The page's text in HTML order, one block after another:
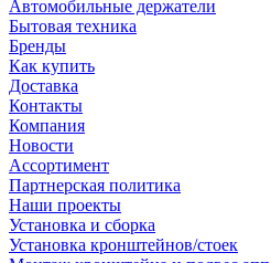
Автомобильные держатели
Бытовая техника
Бренды
Как купить
Доставка
Контакты
Компания
Новости
Ассортимент
Партнерская политика
Наши проекты
Установка и сборка
Установка кронштейнов/стоек